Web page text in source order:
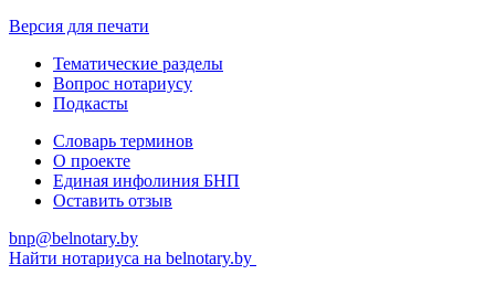
Версия для печати
Тематические разделы
Вопрос нотариусу
Подкасты
Словарь терминов
О проекте
Единая инфолиния БНП
Оставить отзыв
bnp@belnotary.by
Найти нотариуса на belnotary.by